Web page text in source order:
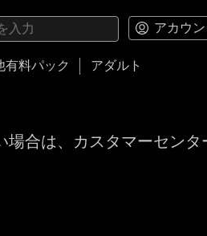
アカウン
有料パック アダルト
合は、カスタマーセン